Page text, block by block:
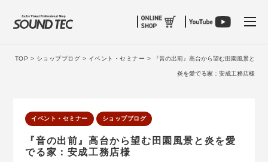
TOP > ショップブログ > イベント・セミナー > 『音の出前』高台から望む田園風景と
炎を愛でる家：安成工務店様
イベント・セミナー ショップブログ
『音の出前』高台から望む田園風景と炎を愛
でる家：安成工務店様